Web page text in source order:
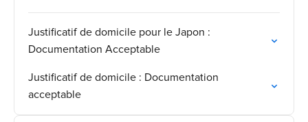
Justificatif de domicile pour le Japon :
Documentation Acceptable
Justificatif de domicile : Documentation
acceptable